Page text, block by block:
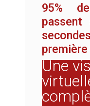
95%
passent
Une